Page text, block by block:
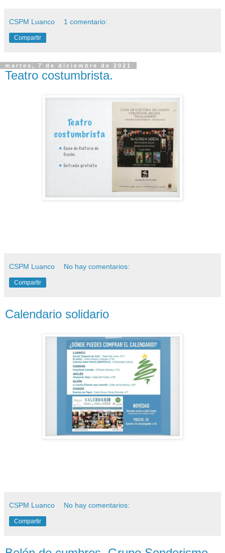
CSPM Luanco 1 comentario:
Compartir
martes, 7 de diciembre de 2021
Teatro costumbrista.
CSPM Luanco No hay comentarios:
Compartir
Calendario solidario
CSPM Luanco No hay comentarios:
Compartir